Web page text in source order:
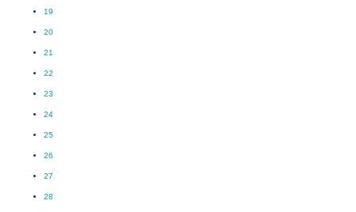
19
20
21
22
23
24
25
26
27
28